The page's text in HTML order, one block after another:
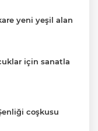
yeni yeşil alan
için sanatla
coşkusu